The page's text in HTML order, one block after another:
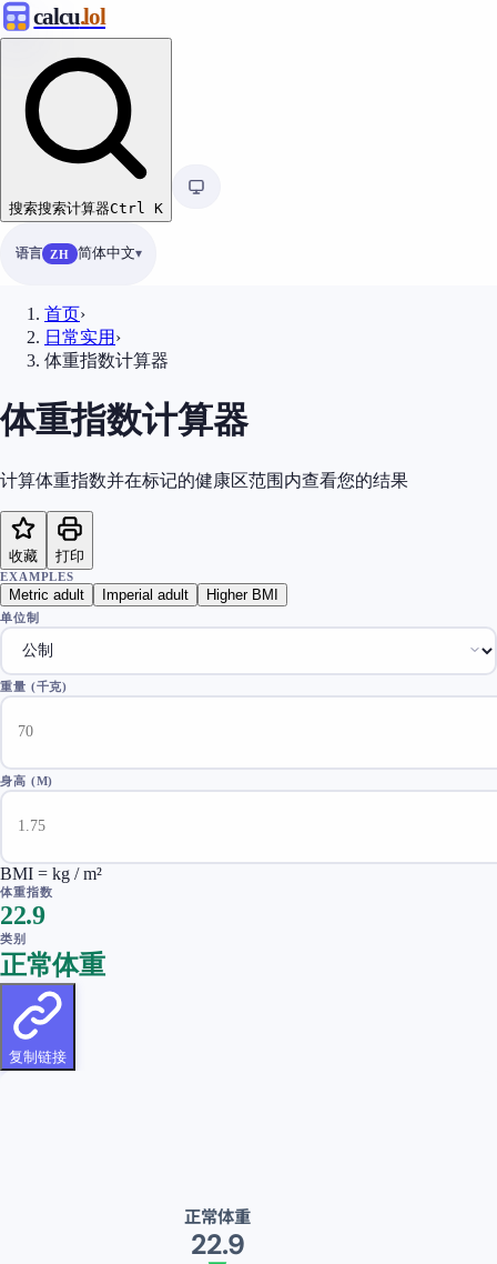
calcu.lol
搜索搜索计算器Ctrl K
语言 ZH 简体中文
首页›
日常实用 ›
体重指数计算器
体重指数计算器
计算体重指数并在标记的健康区范围内查看您的结果
收藏 打印
EXAMPLES
Metric adult Imperial adult Higher BMI
单位制
重量 (千克)
身高 (M)
BMI = kg / m²
体重指数
22.9
类别
正常体重
复制链接
22.9
正常体重